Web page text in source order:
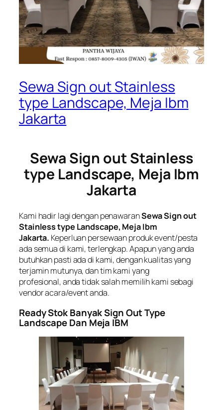
Sewa Sign out Stainless
type Landscape, Meja Ibm
Jakarta
Sewa Sign out Stainless
type Landscape, Meja Ibm
Jakarta
Kami hadir lagi dengan penawaranSewa Sign out
Stainless type Landscape, Meja Ibm
Jakarta. Keperluan persewaan produk event/pesta
ada semua di kami, terlengkap. Apapun yang anda
butuhkan pasti ada di kami, dengan kualitas yang
terjamin mutunya, dan tim kami yang
profesional, anda tidak salah memilih kami sebagi
vendor acara/event anda.
Ready Stok Banyak Sign Out Type
Landscape Dan Meja IBM